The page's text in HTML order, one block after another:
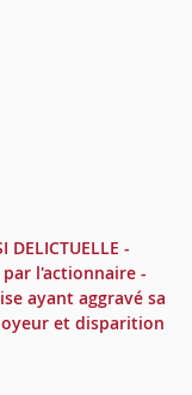
DELICTUELLE -
l'actionnaire -
ayant aggravé sa
et disparition